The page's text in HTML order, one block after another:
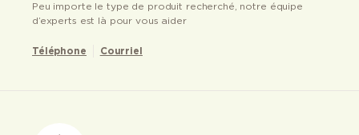
Peu importe le type de produit recherché, notre équipe
d’experts est là pour vous aider
Téléphone Courriel